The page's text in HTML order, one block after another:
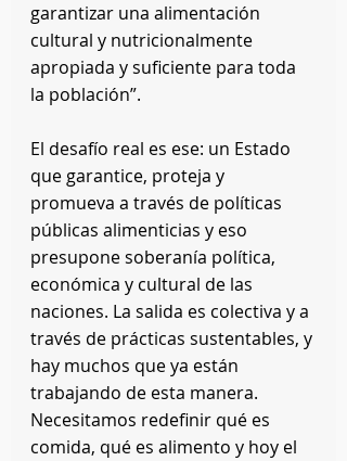
garantizar una alimentación
cultural y nutricionalmente
apropiada y suficiente para toda
la población”.
El desafío real es ese: un Estado
que garantice, proteja y
promueva a través de políticas
públicas alimenticias y eso
presupone soberanía política,
económica y cultural de las
naciones. La salida es colectiva y a
través de prácticas sustentables, y
hay muchos que ya están
trabajando de esta manera.
Necesitamos redefinir qué es
comida, qué es alimento y hoy el